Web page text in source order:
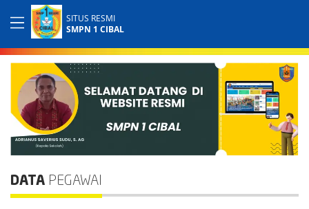
SITUS RESMI
SMPN 1 CIBAL
DATA PEGAWAI